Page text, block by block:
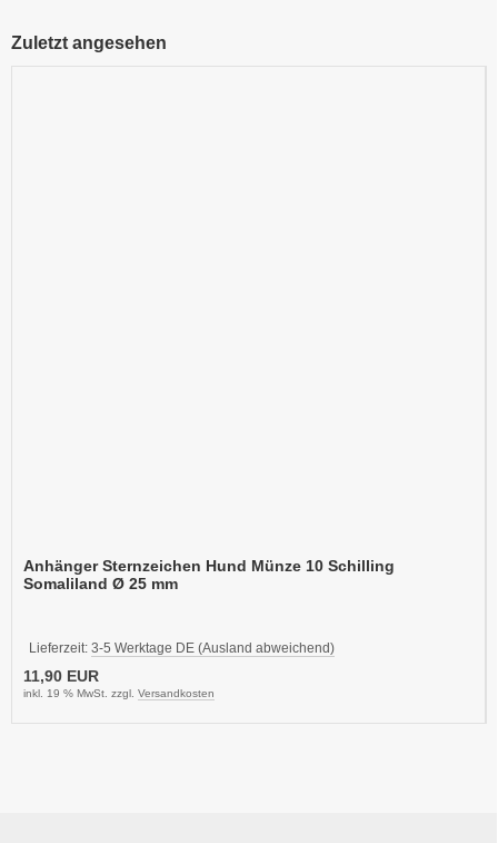
Zuletzt angesehen
Anhänger Sternzeichen Hund Münze 10 Schilling
Somaliland Ø 25 mm
Lieferzeit: 3-5 Werktage DE (Ausland abweichend)
11,90 EUR
inkl. 19 % MwSt. zzgl. Versandkosten